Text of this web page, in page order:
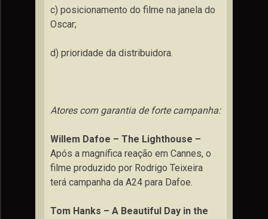
c) posicionamento do filme na janela do
Oscar;
d) prioridade da distribuidora.
Atores com garantia de forte campanha:
Willem Dafoe – The Lighthouse –
Após a magnífica reação em Cannes, o
filme produzido por Rodrigo Teixeira
terá campanha da A24 para Dafoe.
Tom Hanks – A Beautiful Day in the